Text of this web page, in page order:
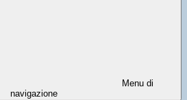
Menu di
navigazione